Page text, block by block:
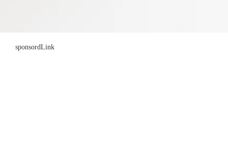
sponsordLink